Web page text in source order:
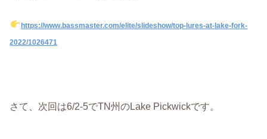
https://www.bassmaster.com/elite/slideshow/top-lures-at-lake-fork-
2022/1026471
さて、次回は6/2-5でTN州のLake Pickwickです。